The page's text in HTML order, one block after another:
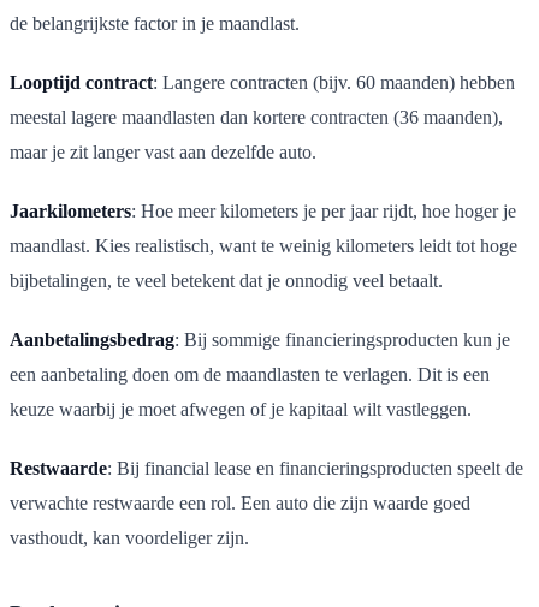
de belangrijkste factor in je maandlast.
Looptijd contract: Langere contracten (bijv. 60 maanden) hebben
meestal lagere maandlasten dan kortere contracten (36 maanden),
maar je zit langer vast aan dezelfde auto.
Jaarkilometers: Hoe meer kilometers je per jaar rijdt, hoe hoger je
maandlast. Kies realistisch, want te weinig kilometers leidt tot hoge
bijbetalingen, te veel betekent dat je onnodig veel betaalt.
Aanbetalingsbedrag: Bij sommige financieringsproducten kun je
een aanbetaling doen om de maandlasten te verlagen. Dit is een
keuze waarbij je moet afwegen of je kapitaal wilt vastleggen.
Restwaarde: Bij financial lease en financieringsproducten speelt de
verwachte restwaarde een rol. Een auto die zijn waarde goed
vasthoudt, kan voordeliger zijn.